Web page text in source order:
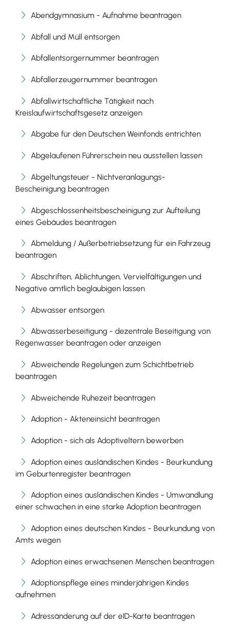
Abendgymnasium - Aufnahme beantragen
Abfall und Müll entsorgen
Abfallentsorgernummer beantragen
Abfallerzeugernummer beantragen
Abfallwirtschaftliche Tätigkeit nach
Kreislaufwirtschaftsgesetz anzeigen
Abgabe für den Deutschen Weinfonds entrichten
Abgelaufenen Führerschein neu ausstellen lassen
Abgeltungsteuer - Nichtveranlagungs-
Bescheinigung beantragen
Abgeschlossenheitsbescheinigung zur Aufteilung
eines Gebäudes beantragen
Abmeldung / Außerbetriebsetzung für ein Fahrzeug
beantragen
Abschriften, Ablichtungen, Vervielfältigungen und
Negative amtlich beglaubigen lassen
Abwasser entsorgen
Abwasserbeseitigung - dezentrale Beseitigung von
Regenwasser beantragen oder anzeigen
Abweichende Regelungen zum Schichtbetrieb
beantragen
Abweichende Ruhezeit beantragen
Adoption - Akteneinsicht beantragen
Adoption - sich als Adoptiveltern bewerben
Adoption eines ausländischen Kindes - Beurkundung
im Geburtenregister beantragen
Adoption eines ausländischen Kindes - Umwandlung
einer schwachen in eine starke Adoption beantragen
Adoption eines deutschen Kindes - Beurkundung von
Amts wegen
Adoption eines erwachsenen Menschen beantragen
Adoptionspflege eines minderjährigen Kindes
aufnehmen
Adressänderung auf der eID-Karte beantragen